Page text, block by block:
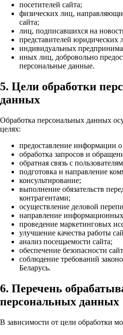
посетителей сайта;
физических лиц,
сайта;
лиц, подписавшихся на
представителей юридических
индивидуальных
иных лиц, добровольно
персональные данные.
5. Цели обработки
данных
Обработка персональных данных
целях:
предоставление информации о
обработка запросов и
обратная связь с
подготовка и направление
консультирование;
выполнение обязательств
контрагентами;
осуществление деловой
направление
проведение маркетинговых
улучшение качества работы
анализ посещаемости сайта;
обеспечение безопасности
соблюдение требований
Беларусь.
6. Перечень
персональных данных
В зависимости от цели обработки